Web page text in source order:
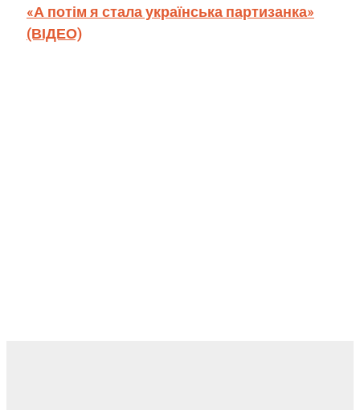
«А потім я стала українська партизанка»
(ВІДЕО)